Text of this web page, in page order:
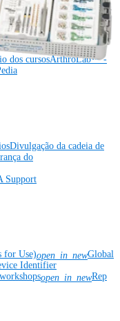
dos cursosArthroLab™ -
Divulgação da cadeia de
do
Support
for Use)open_in_newGlobal
Identifier
open_in_newRep